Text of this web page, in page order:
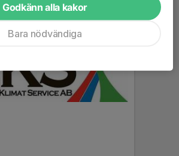
Godkänn alla kakor
Bara nödvändiga